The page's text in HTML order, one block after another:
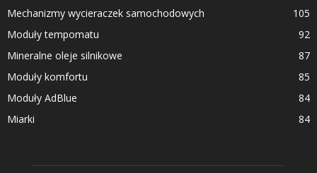
Mechanizmy wycieraczek samochodowych
105
Moduły tempomatu
92
Mineralne oleje silnikowe
87
Moduły komfortu
85
Moduły AdBlue
84
Miarki
84